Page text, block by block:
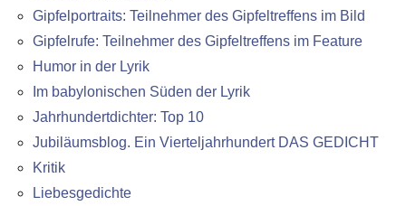
Gipfelportraits: Teilnehmer des Gipfeltreffens im Bild
Gipfelrufe: Teilnehmer des Gipfeltreffens im Feature
Humor in der Lyrik
Im babylonischen Süden der Lyrik
Jahrhundertdichter: Top 10
Jubiläumsblog. Ein Vierteljahrhundert DAS GEDICHT
Kritik
Liebesgedichte